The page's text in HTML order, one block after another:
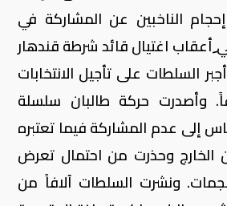
الناخبين عن المشاركة في
ِأعقاب اغتيال قائد شرطة قندهار
السلطات على تأجيل الانتخابات
وأصدرت حركة طالبان سلسلة
إلى عدم المشاركة فيما تعتبره
وحذرت من احتمال تعرض
ونشرت السلطات آلافاً من